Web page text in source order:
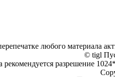
любого материала
© tigl
рекомендуется разрешение